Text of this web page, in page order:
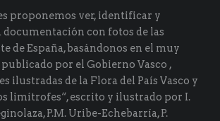
proponemos ver, identificar y
con fotos de las
de España, basándonos en el muy
por el Gobierno Vasco ,
ilustradas de la Flora del País Vasco y
limítrofes“, escrito y ilustrado por I.
P.M. Uribe-Echebarría, P.